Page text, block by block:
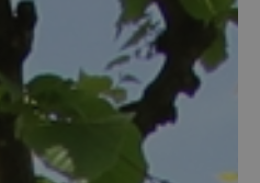
heb je nieuwe
de kozijnen van een